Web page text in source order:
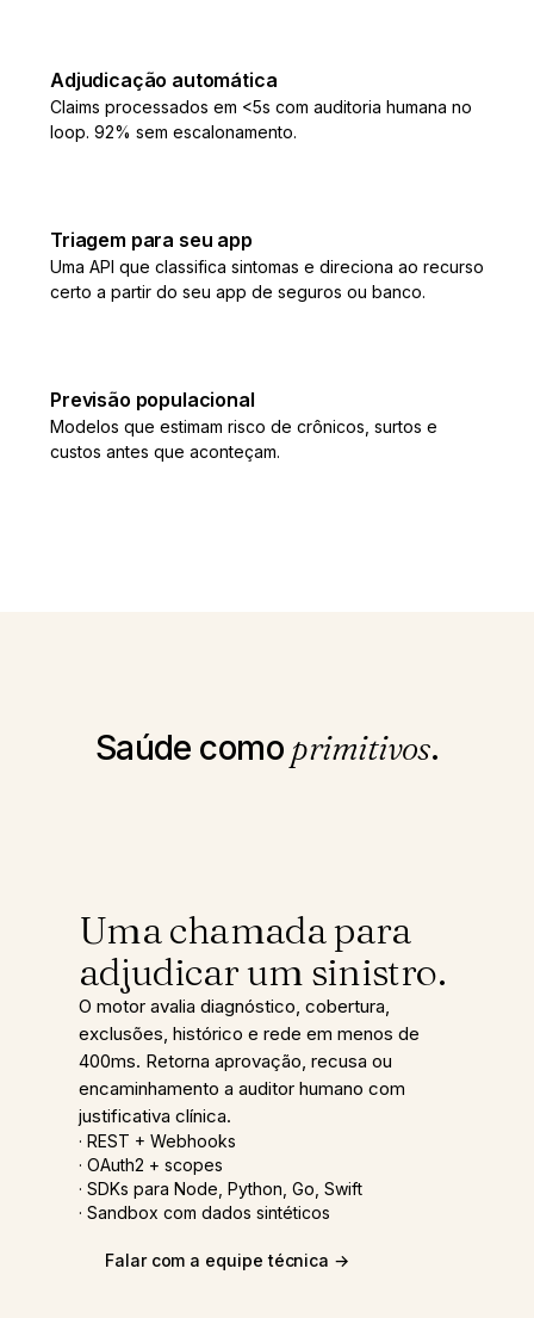
Adjudicação automática
Claims processados em <5s com auditoria humana no
loop. 92% sem escalonamento.
Triagem para seu app
Uma API que classifica sintomas e direciona ao recurso
certo a partir do seu app de seguros ou banco.
Previsão populacional
Modelos que estimam risco de crônicos, surtos e
custos antes que aconteçam.
Saúde como primitivos.
Uma chamada para
adjudicar um sinistro.
O motor avalia diagnóstico, cobertura,
exclusões, histórico e rede em menos de
400ms. Retorna aprovação, recusa ou
encaminhamento a auditor humano com
justificativa clínica.
· REST + Webhooks
· OAuth2 + scopes
· SDKs para Node, Python, Go, Swift
· Sandbox com dados sintéticos
Falar com a equipe técnica →